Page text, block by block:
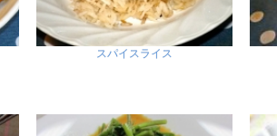
スパイスライス